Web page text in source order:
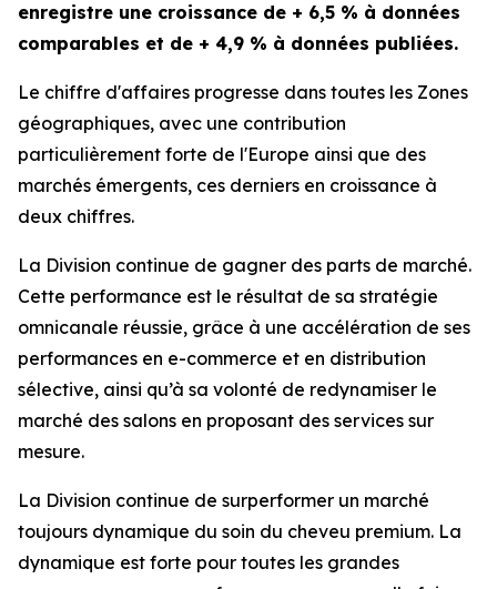
enregistre une croissance de + 6,5 % à données
comparables et de + 4,9 % à données publiées.
Le chiffre d'affaires progresse dans toutes les Zones
géographiques, avec une contribution
particulièrement forte de l'Europe ainsi que des
marchés émergents, ces derniers en croissance à
deux chiffres.
La Division continue de gagner des parts de marché.
Cette performance est le résultat de sa stratégie
omnicanale réussie, grâce à une accélération de ses
performances en e-commerce et en distribution
sélective, ainsi qu’à sa volonté de redynamiser le
marché des salons en proposant des services sur
mesure.
La Division continue de surperformer un marché
toujours dynamique du soin du cheveu premium. La
dynamique est forte pour toutes les grandes